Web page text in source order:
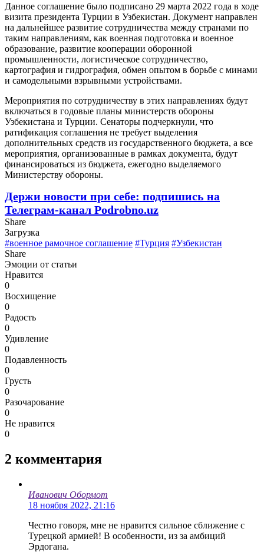
Данное соглашение было подписано 29 марта 2022 года в ходе
визита президента Турции в Узбекистан. Документ направлен
на дальнейшее развитие сотрудничества между странами по
таким направлениям, как военная подготовка и военное
образование, развитие кооперации оборонной
промышленности, логистическое сотрудничество,
картография и гидрография, обмен опытом в борьбе с минами
и самодельными взрывными устройствами.
Мероприятия по сотрудничеству в этих направлениях будут
включаться в годовые планы министерств обороны
Узбекистана и Турции. Сенаторы подчеркнули, что
ратификация соглашения не требует выделения
дополнительных средств из государственного бюджета, а все
мероприятия, организованные в рамках документа, будут
финансироваться из бюджета, ежегодно выделяемого
Министерству обороны.
Держи новости при себе: подпишись на
Телеграм-канал Podrobno.uz
Share
Загрузка
#военное рамочное соглашение #Турция #Узбекистан
Share
Эмоции от статьи
Нравится
0
Восхищение
0
Радость
0
Удивление
0
Подавленность
0
Грусть
0
Разочарование
0
Не нравится
0
2 комментария
Иванович Обормот
18 ноября 2022, 21:16
Честно говоря, мне не нравится сильное сближение с
Турецкой армией! В особенности, из за амбиций
Эрдогана.